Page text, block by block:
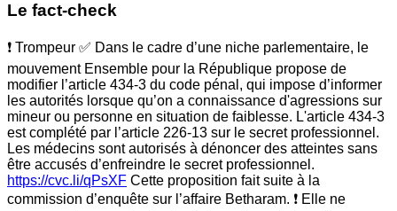
Le fact-check
❗ Trompeur ✅ Dans le cadre d’une niche parlementaire, le
mouvement Ensemble pour la République propose de
modifier l’article 434-3 du code pénal, qui impose d’informer
les autorités lorsque qu’on a connaissance d'agressions sur
mineur ou personne en situation de faiblesse. L'article 434-3
est complété par l’article 226-13 sur le secret professionnel.
Les médecins sont autorisés à dénoncer des atteintes sans
être accusés d’enfreindre le secret professionnel.
https://cvc.li/qPsXF Cette proposition fait suite à la
commission d’enquête sur l’affaire Betharam. ❗ Elle ne